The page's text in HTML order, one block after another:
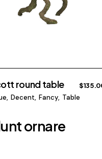
round table $
Decent Fancy Table
ornare